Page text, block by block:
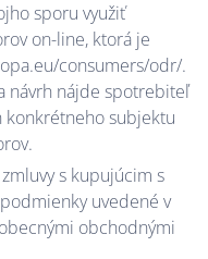
sporu využiť
on-line, ktorá je
consumers/odr/.
návrh nájde spotrebiteľ
konkrétneho subjektu
s kupujúcim s
uvedené v
obchodnými